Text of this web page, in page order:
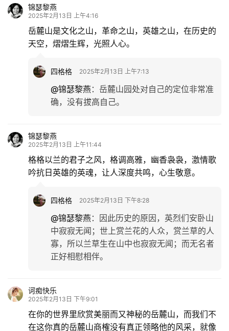
锦瑟黎燕
2025年2月13日 上午4:16
岳麓山是文化之山，革命之山，英雄之山，在历史的
天空，熠熠生辉，光照人心。
四格格 2025年2月13日 上午7:13
@锦瑟黎燕： 岳麓山园处对自己的定位非常准
确，没有拔高自己。
锦瑟黎燕
2025年2月13日 上午11:44
格格以兰的君子之风，格调高雅，幽香袅袅，激情歌
吟抗日英雄的英魂，让人深度共鸣，心生敬意。
四格格 2025年2月13日 下午8:28
@锦瑟黎燕： 因此历史的原因，英烈们安卧山
中寂寂无闻；世上赏兰花的人众，赏兰草的人
寡，所以兰草生在山中也寂寂无闻；而无名者
正好相慰相伴。
诃痴快乐
2025年2月13日 下午9:01
在你的世界里欣赏美丽而又神秘的岳麓山，而我们不
在这你真的岳麓山商榷没有真正领略他的风采，就像